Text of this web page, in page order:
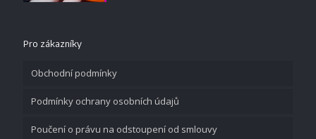
Pro zákazníky
Obchodní podmínky
Podmínky ochrany osobních údajů
Poučení o právu na odstoupení od smlouvy